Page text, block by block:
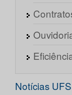
Notícias UFS